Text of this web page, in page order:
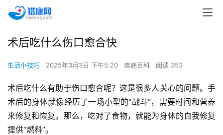
术后吃什么伤口愈合快
生活小技巧 2025年3月3日 下午5:20 疾病百科 阅读 353
术后吃什么有助于伤口愈合呢？这是很多人关心的问题。手
术后的身体就像经历了一场小型的“战斗”，需要时间和营养
来修复和恢复。那么，吃对了食物，就能为身体的自我修复
提供“燃料”。